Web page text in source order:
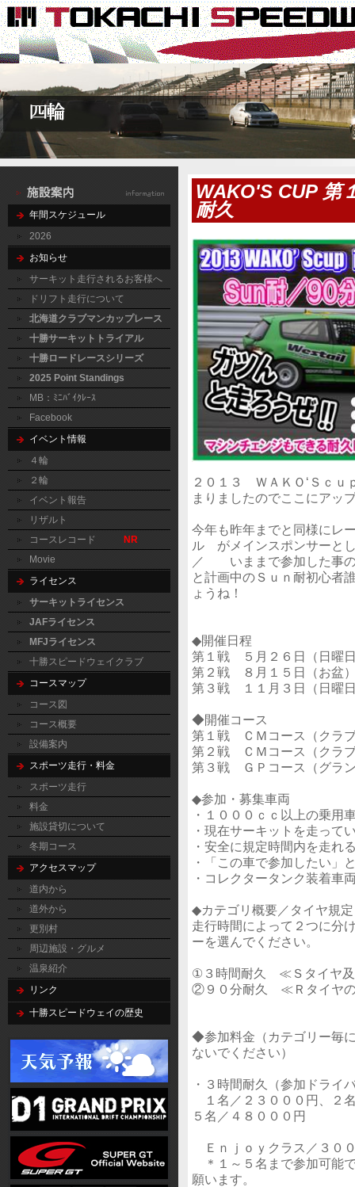
年間スケジュール
2026
お知らせ
サーキット走行されるお客様へ
ドリフト走行について
北海道クラブマンカップレース
十勝サーキットトライアル
十勝ロードレースシリーズ
2025 Point Standings
MB：ﾐﾆﾊﾞｲｸﾚｰｽ
Facebook
イベント情報
４輪
２輪
イベント報告
リザルト
コースレコード
NR
Movie
ライセンス
サーキットライセンス
JAFライセンス
MFJライセンス
十勝スピードウェイクラブ
コースマップ
コース図
コース概要
設備案内
スポーツ走行・料金
スポーツ走行
料金
施設貸切について
冬期コース
アクセスマップ
道内から
道外から
更別村
周辺施設・グルメ
温泉紹介
リンク
十勝スピードウェイの歴史
WAKO'S CUP
耐久
２０１３ ＷＡＫＯ‘Ｓｃ
まりましたのでここにアッ
今年も昨年までと同様にレ
ル がメインスポンサーと
／ いままで参加した事
と計画中のＳｕｎ耐初心者
ょうね！
◆開催日程
第１戦 ５月２６日（日曜
第２戦 ８月１５日（お盆
第３戦 １１月３日（日曜
◆開催コース
第１戦 ＣＭコース（クラ
第２戦 ＣＭコース（クラ
第３戦 ＧＰコース（グラ
◆参加・募集車両
・１０００ｃｃ以上の乗用
・現在サーキットを走って
・安全に規定時間内を走れ
・「この車で参加したい」
・コレクタータンク装着車
◆カテゴリ概要／タイヤ規定
走行時間によって２つに分
ーを選んでください。
①３時間耐久 ≪Ｓタイヤ及
②９０分耐久 ≪Ｒタイヤ
◆参加料金（カテゴリー毎
ないでください）
・３時間耐久（参加ド
１名／２３０００円、２
５名／４８０００円
Ｅｎｊｏｙクラス／３０
＊１～５名まで参加可能
願います。